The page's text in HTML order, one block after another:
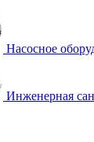
Насосное
Инженерная